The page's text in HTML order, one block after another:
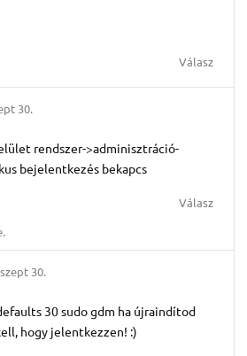
Válasz
30.
rendszer->adminisztráció-
bejelentkezés bekapcs
Válasz
30.
30 sudo gdm ha újraindítod
hogy jelentkezzen! :)